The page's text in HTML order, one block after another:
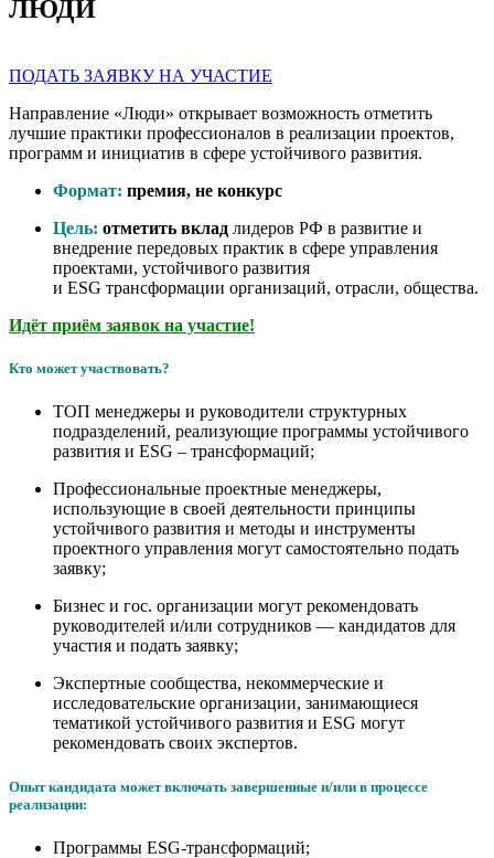
ЛЮДИ
ПОДАТЬ ЗАЯВКУ НА УЧАСТИЕ
Направление «Люди» открывает возможность отметить
лучшие практики профессионалов в реализации проектов,
программ и инициатив в сфере устойчивого развития.
Формат: премия, не конкурс
Цель: отметить вклад лидеров РФ в развитие и
внедрение передовых практик в сфере управления
проектами, устойчивого развития
и ESG трансформации организаций, отрасли, общества.
Идёт приём заявок на участие!
Кто может участвовать?
ТОП менеджеры и руководители структурных
подразделений, реализующие программы устойчивого
развития и ESG – трансформаций;
Профессиональные проектные менеджеры,
использующие в своей деятельности принципы
устойчивого развития и методы и инструменты
проектного управления могут самостоятельно подать
заявку;
Бизнес и гос. организации могут рекомендовать
руководителей и/или сотрудников — кандидатов для
участия и подать заявку;
Экспертные сообщества, некоммерческие и
исследовательские организации, занимающиеся
тематикой устойчивого развития и ESG могут
рекомендовать своих экспертов.
Опыт кандидата может включать завершенные и/или в процессе
реализации:
Программы ESG-трансформаций;